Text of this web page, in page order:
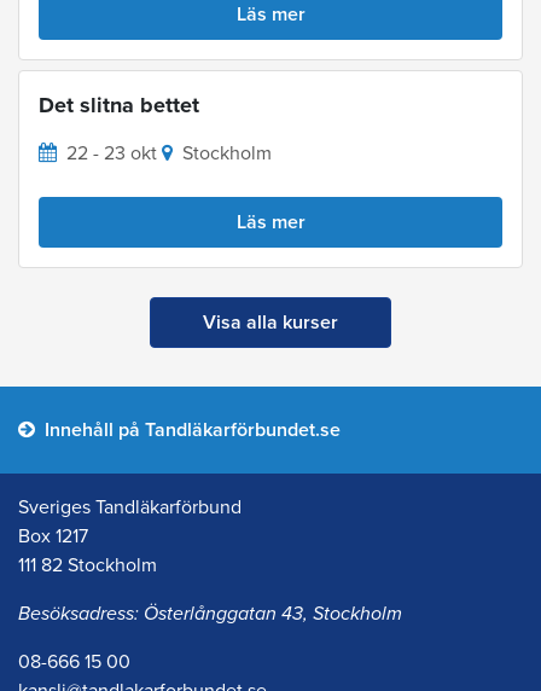
Läs mer
Det slitna bettet
22 - 23 okt Stockholm
Läs mer
Visa alla kurser
Innehåll på Tandläkarförbundet.se
Sveriges Tandläkarförbund
Box 1217
111 82 Stockholm
Besöksadress: Österlånggatan 43, Stockholm
08-666 15 00